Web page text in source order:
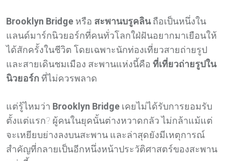
Brooklyn Bridge หรือ สะพานบรูคลินถือเป็นหนึ่งใน
แลนด์มาร์กนิวยอร์กที่คนทั่วโลกใฝ่ฝันอยากมาเยือนให้
ได้สักครั้งในชีวิต โดยเฉพาะนักท่องเที่ยวสายถ่ายรูป
และสายเดินชมเมือง สะพานแห่งนี้คือ ที่เที่ยวถ่ายรูปใน
นิวยอร์กที่ไม่ควรพลาด
แต่รู้ไหมว่า Brooklyn Bridge เคยไม่ได้รับการยอมรับ
ตั้งแต่แรก? ผู้คนในยุคนั้นต่างหวาดกลัว ไม่กล้าแม้แต่
จะเหยียบย่างลงบนสะพาน และล่าสุดยังมีเหตุการณ์
สำคัญที่กลายเป็นอีกหนึ่งหน้าประวัติศาสตร์ของสะพาน